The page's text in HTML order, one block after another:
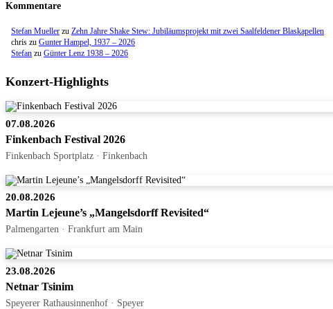
Kommentare
Stefan Mueller zu Zehn Jahre Shake Stew: Jubiläumsprojekt mit zwei Saalfeldener Blaskapellen
chris zu Gunter Hampel, 1937 – 2026
Stefan zu Günter Lenz 1938 – 2026
Konzert-Highlights
07.08.2026
Finkenbach Festival 2026
Finkenbach Sportplatz · Finkenbach
20.08.2026
Martin Lejeune’s „Mangelsdorff Revisited“
Palmengarten · Frankfurt am Main
23.08.2026
Netnar Tsinim
Speyerer Rathausinnenhof · Speyer